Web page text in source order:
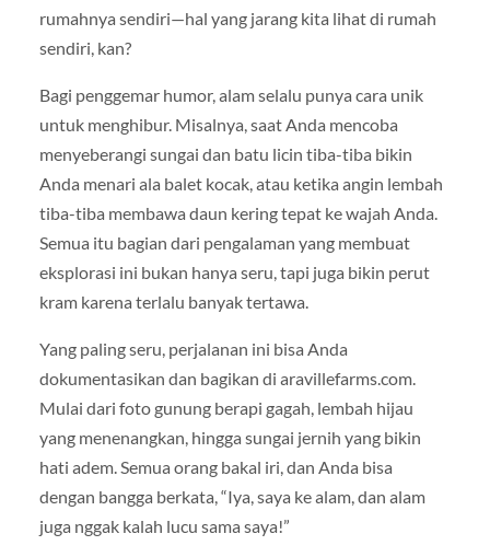
rumahnya sendiri—hal yang jarang kita lihat di rumah
sendiri, kan?
Bagi penggemar humor, alam selalu punya cara unik
untuk menghibur. Misalnya, saat Anda mencoba
menyeberangi sungai dan batu licin tiba-tiba bikin
Anda menari ala balet kocak, atau ketika angin lembah
tiba-tiba membawa daun kering tepat ke wajah Anda.
Semua itu bagian dari pengalaman yang membuat
eksplorasi ini bukan hanya seru, tapi juga bikin perut
kram karena terlalu banyak tertawa.
Yang paling seru, perjalanan ini bisa Anda
dokumentasikan dan bagikan di aravillefarms.com.
Mulai dari foto gunung berapi gagah, lembah hijau
yang menenangkan, hingga sungai jernih yang bikin
hati adem. Semua orang bakal iri, dan Anda bisa
dengan bangga berkata, “Iya, saya ke alam, dan alam
juga nggak kalah lucu sama saya!”